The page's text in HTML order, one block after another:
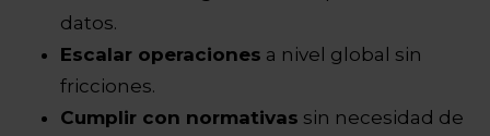
datos.
Escalar operaciones a nivel global sin
fricciones.
Cumplir con normativas sin necesidad de